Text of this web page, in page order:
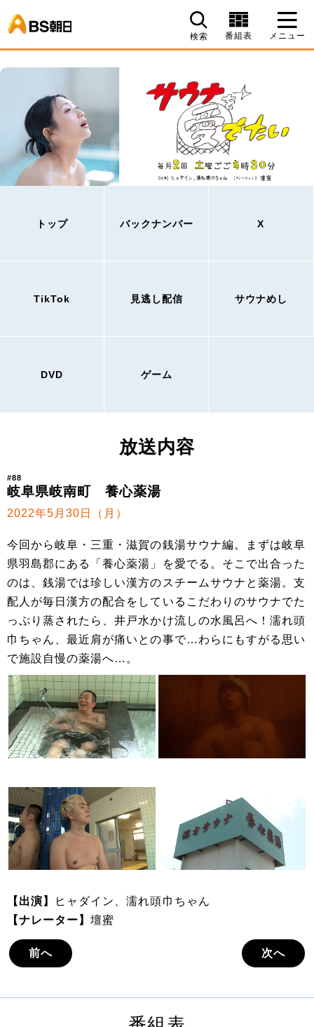
検索 番組表 メニュー
トップ バックナンバー X
TikTok 見逃し配信 サウナめし
DVD ゲーム
放送内容
#88
岐阜県岐南町 養心薬湯
2022年5月30日（月）
今回から岐阜・三重・滋賀の銭湯サウナ編。まずは岐阜
県羽島郡にある「養心薬湯」を愛でる。そこで出合った
のは、銭湯では珍しい漢方のスチームサウナと薬湯。支
配人が毎日漢方の配合をしているこだわりのサウナでた
っぷり蒸されたら、井戸水かけ流しの水風呂へ！濡れ頭
巾ちゃん、最近肩が痛いとの事で…わらにもすがる思い
で施設自慢の薬湯へ…。
【出演】
ヒャダイン、濡れ頭巾ちゃん
【ナレーター】壇蜜
前へ 次へ